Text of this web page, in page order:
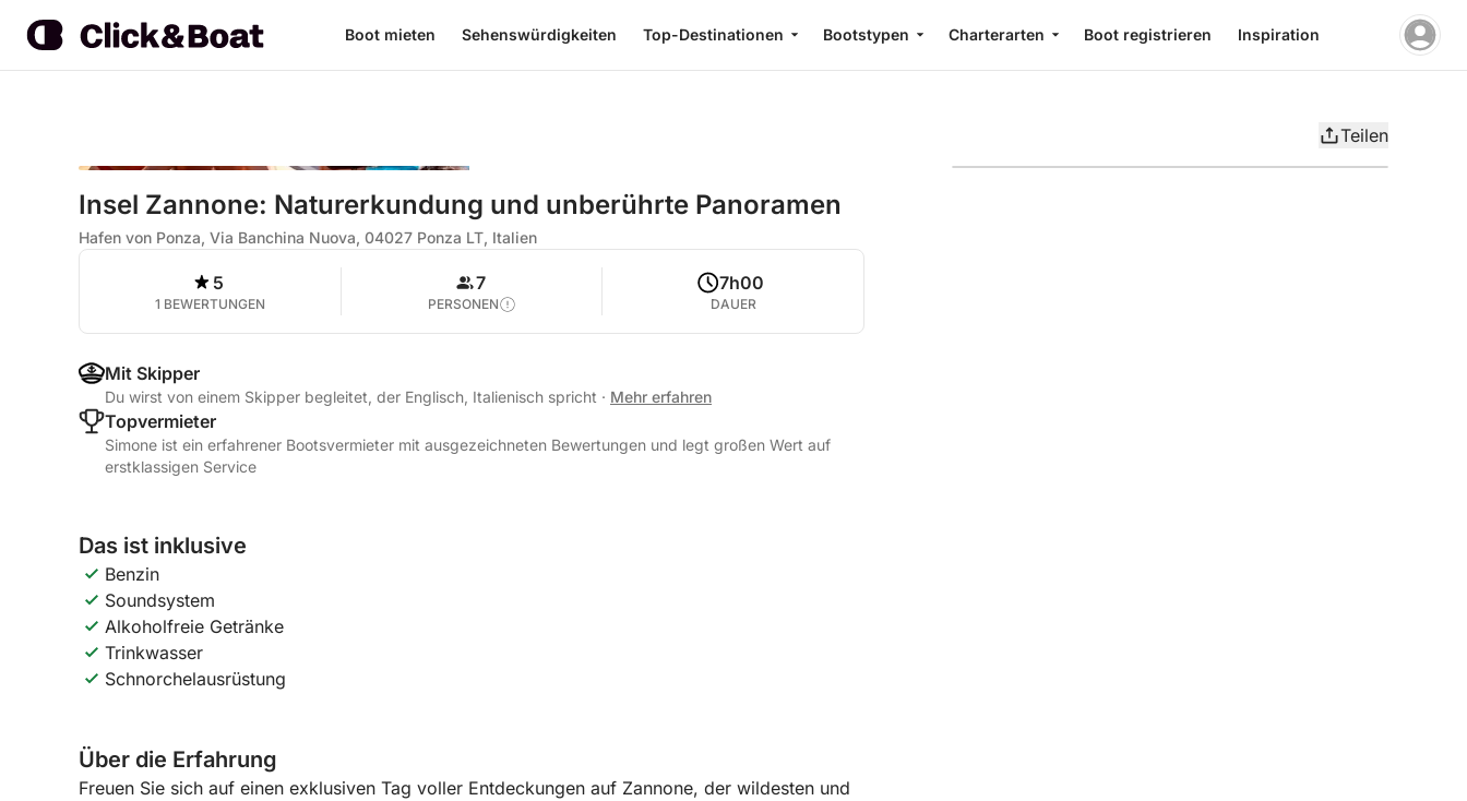
Boot mieten Sehenswürdigkeiten Top-Destinationen Bootstypen Charterarten Boot registrieren Inspiration
Teilen
Insel Zannone: Naturerkundung und unberührte Panoramen
Hafen von Ponza, Via Banchina Nuova, 04027 Ponza LT, Italien
5
1 BEWERTUNGEN
7
PERSONEN
7h00
DAUER
Mit Skipper
Du wirst von einem Skipper begleitet, der Englisch, Italienisch spricht · Mehr erfahren
Topvermieter
Simone ist ein erfahrener Bootsvermieter mit ausgezeichneten Bewertungen und legt großen Wert auf
erstklassigen Service
Das ist inklusive
Benzin
Soundsystem
Alkoholfreie Getränke
Trinkwasser
Schnorchelausrüstung
Über die Erfahrung
Freuen Sie sich auf einen exklusiven Tag voller Entdeckungen auf Zannone, der wildesten und